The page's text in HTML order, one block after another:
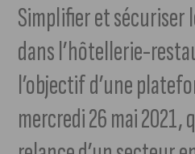
Simplifier et
dans l’hôtellerie-
l’objectif d’une
mercredi 26 mai